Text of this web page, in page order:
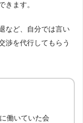
きます。
など、自分では言い
渉を代行してもらう
働いていた会